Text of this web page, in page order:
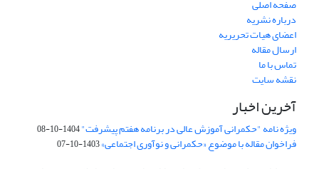
صفحه اصلی
درباره نشریه
اعضای هیات تحریریه
ارسال مقاله
تماس با ما
نقشه سایت
آخرین اخبار
ویژه نامه "حکمرانی آموزش عالی در برنامه هفتم پیشرفت"1404-10-08
فراخوان مقاله با موضوع «حکمرانی و نوآوری اجتماعی»1403-10-07